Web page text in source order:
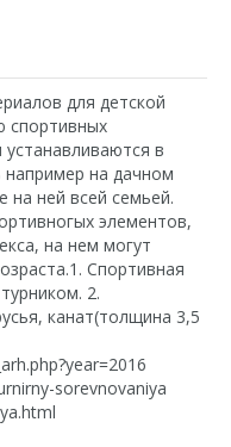
для детской
спортивных
в
на дачном
на ней всей семьей.
элементов,
на нем могут
Спортивная
2.
канат(толщина 3,5
sorevnovaniya